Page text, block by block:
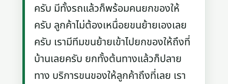
ครับ มีทั้งรถแล้วก็พร้อมคนยกของให้
ครับ ลูกค้าไม่ต้องเหนื่อยขนย้ายเองเลย
ครับ เรามีทีมขนย้ายเข้าไปยกของให้ถึงที่
บ้านเลยครับ ยกทั้งต้นทางแล้วก็ปลาย
ทาง บริการขนของให้ลูกค้าถึงที่เลย เรา